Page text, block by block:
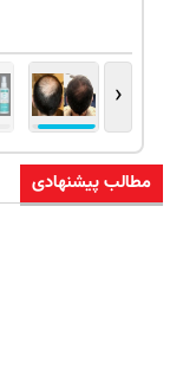
‹
مطالب پیشنهادی